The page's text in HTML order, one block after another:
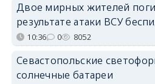
Двое мирных жителей
результате атаки ВСУ
10:36 0 8052
Севастопольские
солнечные батареи